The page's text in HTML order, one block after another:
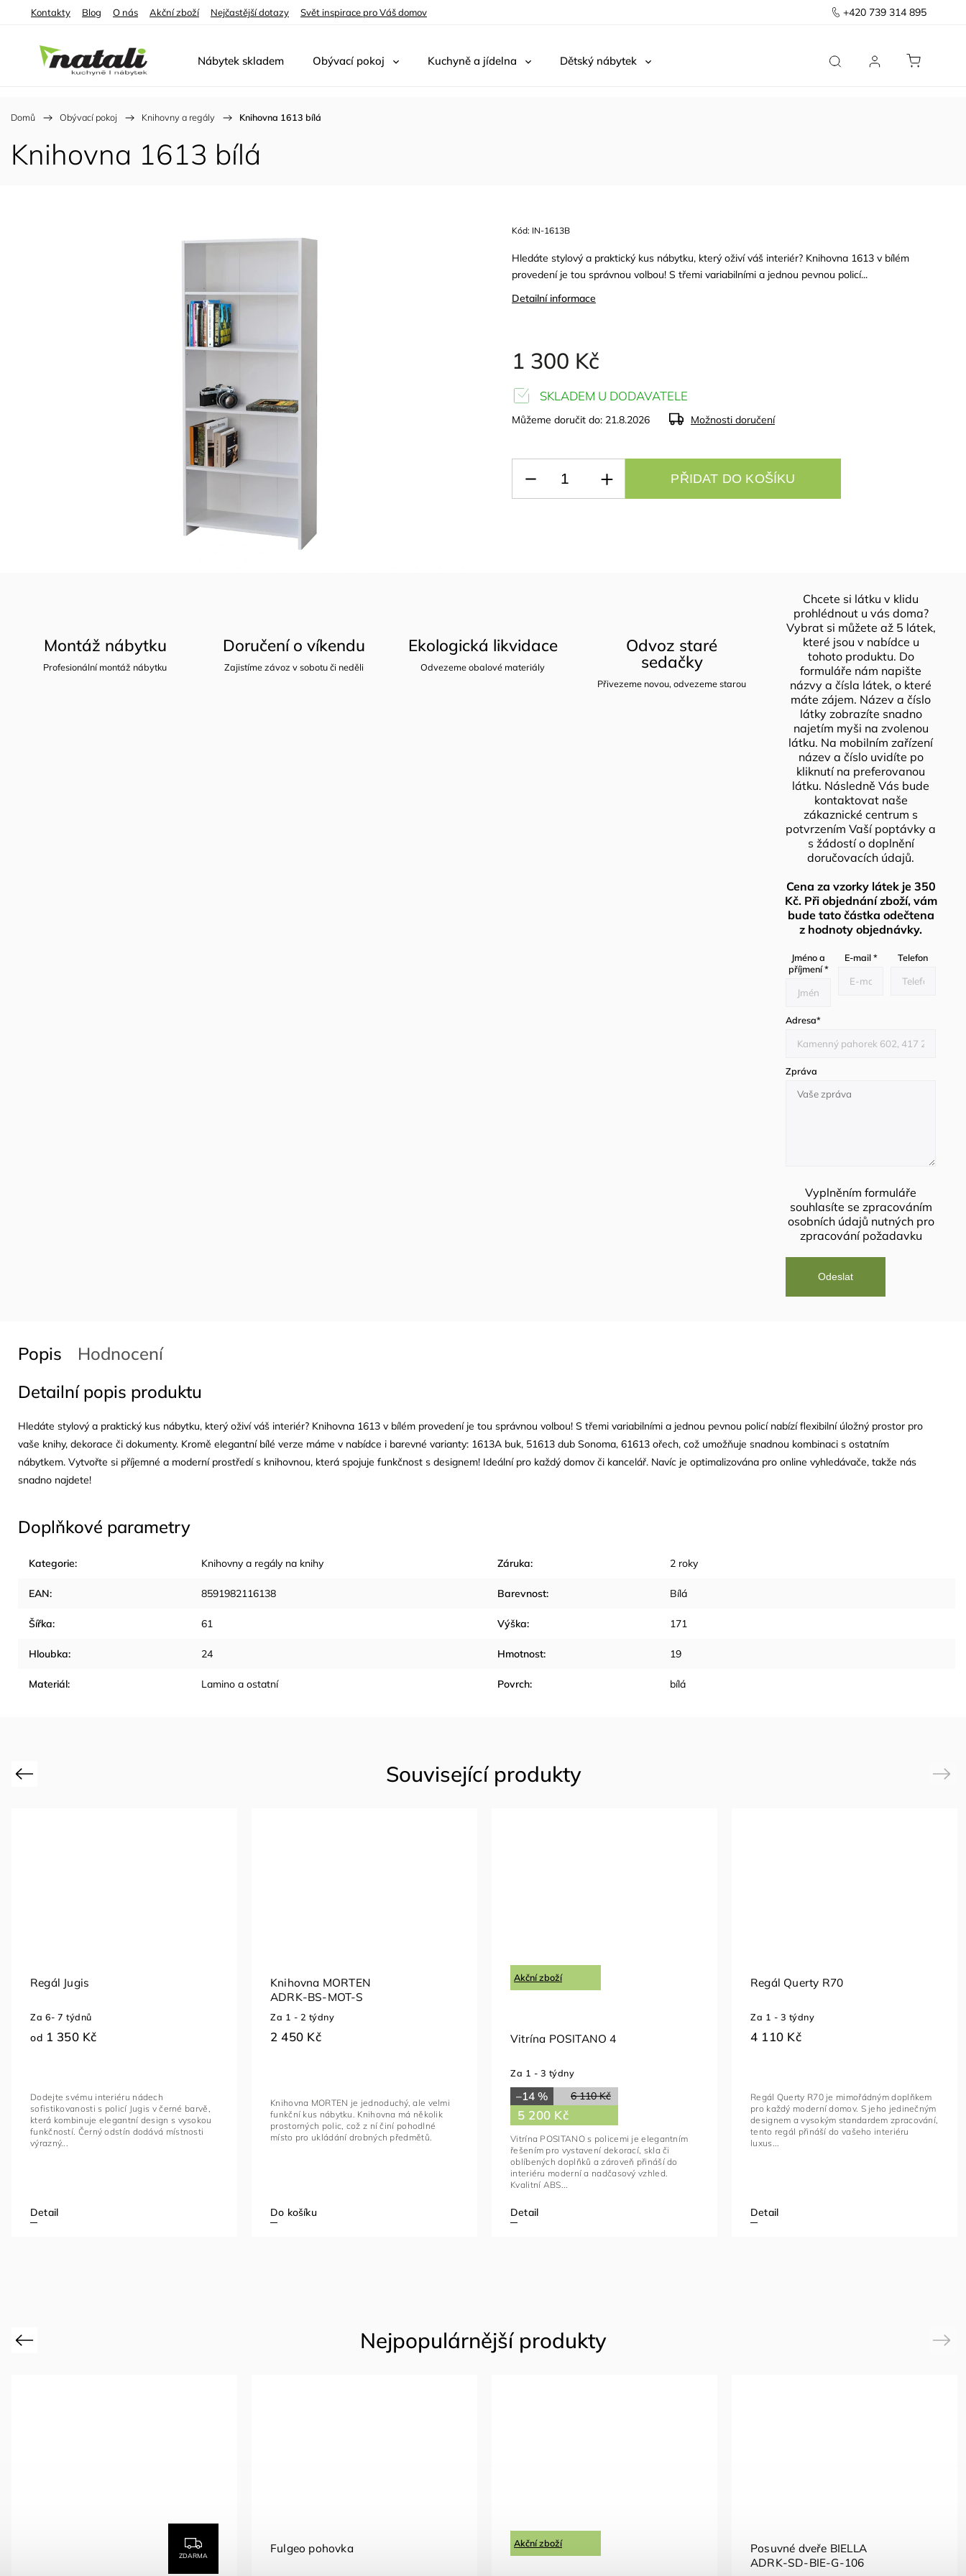
+420 739 314 895
Kontakty Blog O nás Akční zboží Nejčastější dotazy Svět inspirace pro Váš domov
Nábytek skladem Obývací pokoj Kuchyně a jídelna Dětský nábytek Předsíň
Domů / Obývací pokoj / Knihovny a regály / Knihovna 1613 bílá
Knihovna 1613 bílá
1 300 Kč
Kód: IN-1613B
Hledáte stylový a praktický kus nábytku, který oživí váš interiér? Knihovna 1613 v bílém
provedení je tou správnou volbou! S třemi variabilními a jednou pevnou policí...
Detailní informace
SKLADEM U DODAVATELE
Můžeme doručit do: 21.8.2026 Možnosti doručení
PŘIDAT DO KOŠÍKU
Montáž nábytku
Profesionální montáž nábytku
Doručení o víkendu
Zajistíme závoz v sobotu či neděli
Ekologická likvidace
Odvezeme obalové materiály
Odvoz staré
sedačky
Přivezeme novou, odvezeme starou
Chcete si látku v klidu
prohlédnout u vás doma?
Vybrat si můžete až 5 látek,
které jsou v nabídce u
tohoto produktu. Do
formuláře nám napište
názvy a čísla látek, o které
máte zájem. Název a číslo
látky zobrazíte snadno
najetím myši na zvolenou
látku. Na mobilním zařízení
název a číslo uvidíte po
kliknutí na preferovanou
látku. Následně Vás bude
kontaktovat naše
zákaznické centrum s
potvrzením Vaší poptávky a
s žádostí o doplnění
doručovacích údajů.
Cena za vzorky látek je 350
Kč. Při objednání zboží, vám
bude tato částka odečtena
z hodnoty objednávky.
Jméno a
příjmení*
E-mail* Telefon
Adresa*
Zpráva
Vyplněním formuláře
souhlasíte se zpracováním
osobních údajů nutných pro
zpracování požadavku
Popis
Hodnocení
Detailní popis produktu
Hledáte stylový a praktický kus nábytku, který oživí váš interiér? Knihovna 1613 v bílém provedení je tou správnou volbou! S třemi variabilními a jednou pevnou policí nabízí flexibilní úložný prostor pro
vaše knihy, dekorace či dokumenty. Kromě elegantní bílé verze máme v nabídce i barevné varianty: 1613A buk, 51613 dub Sonoma, 61613 ořech, což umožňuje snadnou kombinaci s ostatním
nábytkem. Vytvořte si příjemné a moderní prostředí s knihovnou, která spojuje funkčnost s designem! Ideální pro každý domov či kancelář. Navíc je optimalizována pro online vyhledávače, takže nás
snadno najdete!
Doplňkové parametry
Kategorie: Knihovny a regály na knihy Záruka: 2 roky
EAN: 8591982116138 Barevnost: Bílá
Šířka: 61 Výška: 171
Hloubka: 24 Hmotnost: 19
Materiál: Lamino a ostatní Povrch: bílá
Previous
Regál Jugis
Za 6- 7 týdnů
od 1 350 Kč
Detail
Dodejte svému interiéru nádech
sofistikovanosti s policí Jugis v černé barvě,
která kombinuje elegantní design s vysokou
funkčností. Černý odstín dodává místnosti
výrazný...
Knihovna MORTEN
ADRK-BS-MOT-S
Za 1 - 2 týdny
2 450 Kč
Do košíku
Knihovna MORTEN je jednoduchý, ale velmi
funkční kus nábytku. Knihovna má několik
prostorných polic, což z ní činí pohodlné
místo pro ukládání drobných předmětů.
Akční zboží
Vitrína POSITANO 4
Za 1 - 3 týdny
6 110 Kč
–14 %
5 200 Kč
Detail
Vitrína POSITANO s policemi je elegantním
řešením pro vystavení dekorací, skla či
oblíbených doplňků a zároveň přináší do
interiéru moderní a nadčasový vzhled.
Kvalitní ABS...
Regál Querty R70
Za 1 - 3 týdny
4 110 Kč
Detail
Regál Querty R70 je mimořádným doplňkem
pro každý moderní domov. S jeho jedinečným
designem a vysokým standardem zpracování,
tento regál přináší do vašeho interiéru
luxus...
Next
Previous
ZDARMA Fulgeo pohovka Akční zboží
Posuvné dveře BIELLA
ADRK-SD-BIE-G-106
Next